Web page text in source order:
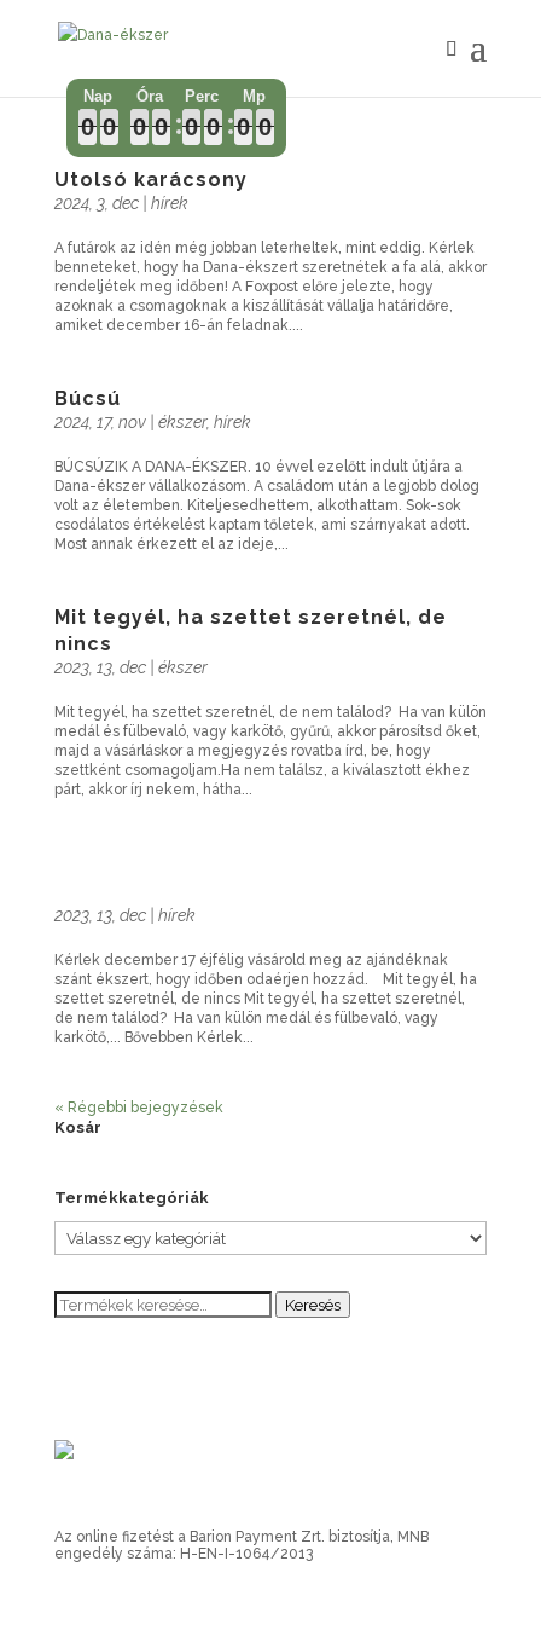
0
0
0
0 0
0
0
0 0
0
0
0 0
0
0
0 0
0
0
0 0
0
0
0 0
0
0
0 0
0
0
0
Utolsó karácsony
2024, 3, dec| hírek
A futárok az idén még jobban leterheltek, mint eddig. Kérlek
benneteket, hogy ha Dana-ékszert szeretnétek a fa alá, akkor
rendeljétek meg időben! A Foxpost előre jelezte, hogy
azoknak a csomagoknak a kiszállítását vállalja határidőre,
amiket december 16-án feladnak....
Búcsú
2024, 17, nov| ékszer, hírek
BÚCSÚZIK A DANA-ÉKSZER. 10 évvel ezelőtt indult útjára a
Dana-ékszer vállalkozásom. A családom után a legjobb dolog
volt az életemben. Kiteljesedhettem, alkothattam. Sok-sok
csodálatos értékelést kaptam tőletek, ami szárnyakat adott.
Most annak érkezett el az ideje,...
Mit tegyél, ha szettet szeretnél, de
nincs
2023, 13, dec| ékszer
Mit tegyél, ha szettet szeretnél, de nem találod? Ha van külön
medál és fülbevaló, vagy karkötő, gyűrű, akkor párosítsd őket,
majd a vásárláskor a megjegyzés rovatba írd, be, hogy
szettként csomagoljam.Ha nem találsz, a kiválasztott ékhez
párt, akkor írj nekem, hátha...
2023, 13, dec| hírek
Kérlek december 17 éjfélig vásárold meg az ajándéknak
szánt ékszert, hogy időben odaérjen hozzád. Mit tegyél, ha
szettet szeretnél, de nincs Mit tegyél, ha szettet szeretnél,
de nem találod? Ha van külön medál és fülbevaló, vagy
karkötő,... Bővebben Kérlek...
« Régebbi bejegyzések
Kosár
Termékkategóriák
Keresés
a
Keresés
Az online fizetést a Barion Payment Zrt. biztosítja, MNB
engedély száma: H-EN-I-1064/2013